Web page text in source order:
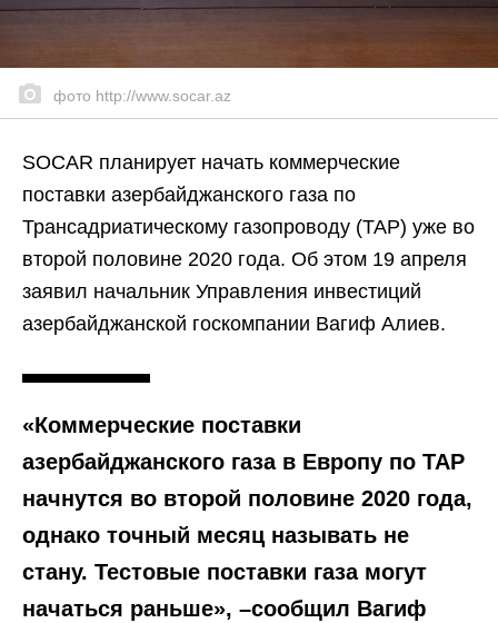
фото http://www.socar.az
SOCAR планирует начать коммерческие
поставки азербайджанского газа по
Трансадриатическому газопроводу (ТАР) уже во
второй половине 2020 года. Об этом 19 апреля
заявил начальник Управления инвестиций
азербайджанской госкомпании Вагиф Алиев.
«Коммерческие поставки
азербайджанского газа в Европу по TAP
начнутся во второй половине 2020 года,
однако точный месяц называть не
стану. Тестовые поставки газа могут
начаться раньше», –сообщил Вагиф